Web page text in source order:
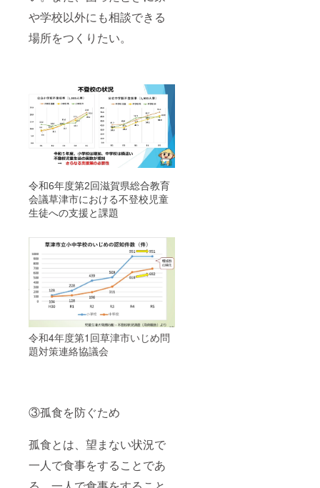
や学校以外にも相談できる
場所をつくりたい。
令和6年度第2回滋賀県総合教育
会議草津市における不登校児童
生徒への支援と課題
令和4年度第1回草津市いじめ問
題対策連絡協議会
③孤食を防ぐため
孤食とは、望まない状況で
一人で食事をすることであ